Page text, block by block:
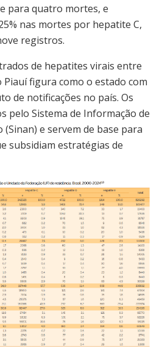
para quatro mortes, e
nas mortes por hepatite C,
registros.
de hepatites virais entre
Piauí figura como o estado com
de notificações no país. Os
pelo Sistema de Informação de
e servem de base para
subsidiam estratégias de